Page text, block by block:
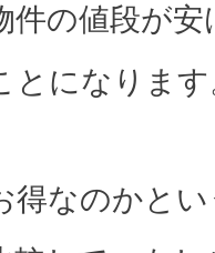
件の値段が
とになります
得なのかと